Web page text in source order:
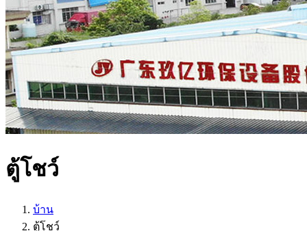
ตู้โชว์
บ้าน
ตู้โชว์